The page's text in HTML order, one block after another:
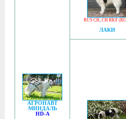
АГРОНАВТ
МИНДАЛЬ
HD-A
RUS CH, CH RKF
ЛАКИ